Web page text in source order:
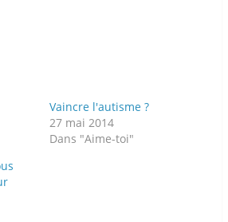
Vaincre l'autisme ?
27 mai 2014
Dans "Aime-toi"